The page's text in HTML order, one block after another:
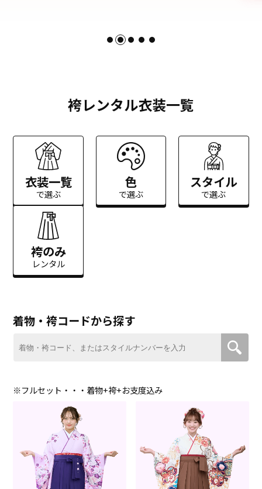
袴レンタル衣装一覧
衣装一覧
で選ぶ
色
で選ぶ
スタイル
で選ぶ
袴のみ
レンタル
着物・袴コードから探す
※フルセット・・・着物+袴+お支度込み